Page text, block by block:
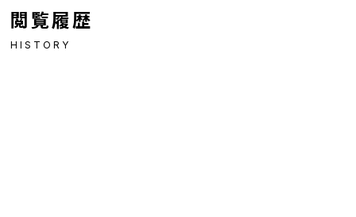
閲覧履歴
HISTORY